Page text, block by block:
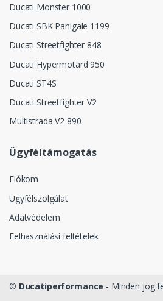
Ducati Monster 1000
Ducati SBK Panigale 1199
Ducati Streetfighter 848
Ducati Hypermotard 950
Ducati ST4S
Ducati Streetfighter V2
Multistrada V2 890
Ügyféltámogatás
Fiókom
Ügyfélszolgálat
Adatvédelem
Felhasználási feltételek
© Ducatiperformance - Minden jog